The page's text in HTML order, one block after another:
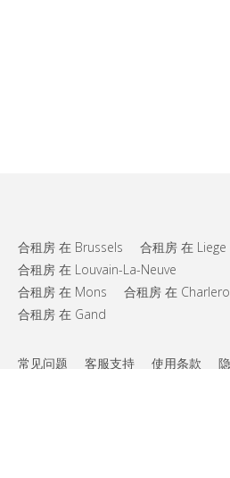
合租房 在 Brussels 合租房 在 Liege
合租房 在 Louvain-La-Neuve
合租房 在 Mons
合租房 在
合租房 在 Gand
常见问题 客服支持 使用条款